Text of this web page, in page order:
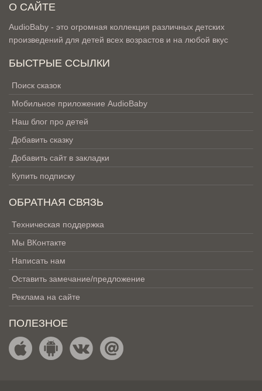
О САЙТЕ
AudioBaby - это огромная коллекция различных детских
произведений для детей всех возрастов и на любой вкус
БЫСТРЫЕ ССЫЛКИ
Поиск сказок
Мобильное приложение AudioBaby
Наш блог про детей
Добавить сказку
Добавить сайт в закладки
Купить подписку
ОБРАТНАЯ СВЯЗЬ
Техническая поддержка
Мы ВКонтакте
Написать нам
Оставить замечание/предложение
Реклама на сайте
ПОЛЕЗНОЕ